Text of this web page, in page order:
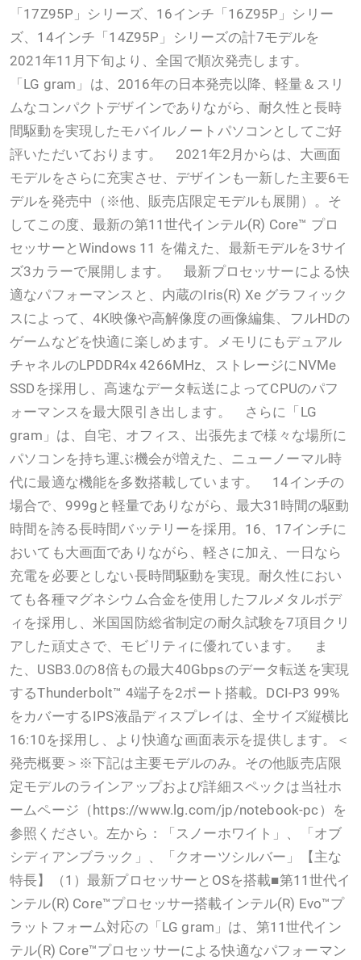
「17Z95P」シリーズ、16インチ「16Z95P」シリー
ズ、14インチ「14Z95P」シリーズの計7モデルを
2021年11月下旬より、全国で順次発売します。
「LG gram」は、2016年の日本発売以降、軽量＆スリ
ムなコンパクトデザインでありながら、耐久性と長時
間駆動を実現したモバイルノートパソコンとしてご好
評いただいております。 2021年2月からは、大画面
モデルをさらに充実させ、デザインも一新した主要6モ
デルを発売中（※他、販売店限定モデルも展開）。そ
してこの度、最新の第11世代インテル(R) Core™ プロ
セッサーとWindows 11 を備えた、最新モデルを3サイ
ズ3カラーで展開します。 最新プロセッサーによる快
適なパフォーマンスと、内蔵のIris(R) Xe グラフィック
スによって、4K映像や高解像度の画像編集、フルHDの
ゲームなどを快適に楽しめます。メモリにもデュアル
チャネルのLPDDR4x 4266MHz、ストレージにNVMe
SSDを採用し、高速なデータ転送によってCPUのパフ
ォーマンスを最大限引き出します。 さらに「LG
gram」は、自宅、オフィス、出張先まで様々な場所に
パソコンを持ち運ぶ機会が増えた、ニューノーマル時
代に最適な機能を多数搭載しています。 14インチの
場合で、999gと軽量でありながら、最大31時間の駆動
時間を誇る長時間バッテリーを採用。16、17インチに
おいても大画面でありながら、軽さに加え、一日なら
充電を必要としない長時間駆動を実現。耐久性におい
ても各種マグネシウム合金を使用したフルメタルボデ
ィを採用し、米国国防総省制定の耐久試験を7項目クリ
アした頑丈さで、モビリティに優れています。 ま
た、USB3.0の8倍もの最大40Gbpsのデータ転送を実現
するThunderbolt™ 4端子を2ポート搭載。DCI-P3 99%
をカバーするIPS液晶ディスプレイは、全サイズ縦横比
16:10を採用し、より快適な画面表示を提供します。＜
発売概要＞※下記は主要モデルのみ。その他販売店限
定モデルのラインアップおよび詳細スペックは当社ホ
ームページ（https://www.lg.com/jp/notebook-pc）を
参照ください。左から：「スノーホワイト」、「オブ
シディアンブラック」、「クオーツシルバー」【主な
特長】（1）最新プロセッサーとOSを搭載■第11世代イ
ンテル(R) Core™プロセッサー搭載インテル(R) Evo™プ
ラットフォーム対応の「LG gram」は、第11世代イン
テル(R) Core™プロセッサーによる快適なパフォーマン